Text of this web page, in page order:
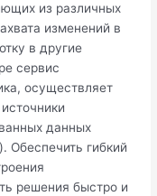
из различных
изменений в
в другие
сервис
осуществляет
данных
Обеспечить гибкий
решения быстро и